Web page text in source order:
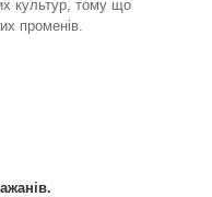
культур, тому що
променів.